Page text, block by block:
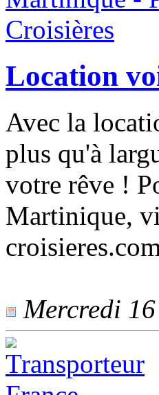
Location
Avec la
plus qu'à
votre rêve !
Martinique,
Mercredi